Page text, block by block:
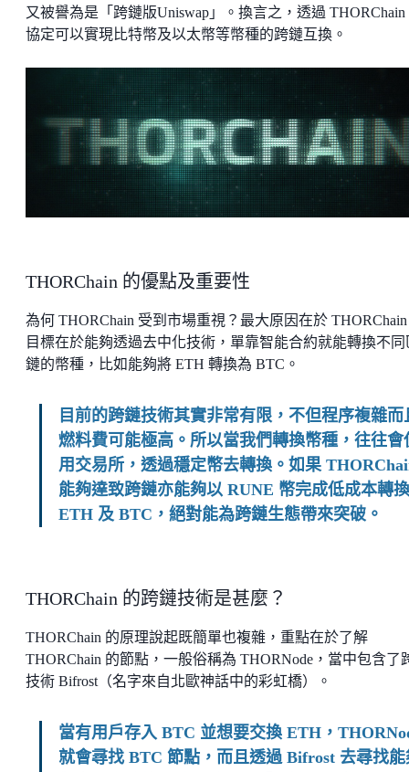
又被譽為是「跨鏈版Uniswap」。換言之，透過 THORChain
協定可以實現比特幣及以太幣等幣種的跨鏈互換。
THORChain 的優點及重要性
為何 THORChain 受到市場重視？最大原因在於
目標在於能夠透過去中化技術，單靠智能合約就能轉換不同
鏈的幣種，比如能夠將 ETH 轉換為 BTC。
目前的跨鏈技術其實非常有限，不但程序複雜而
燃料費可能極高。所以當我們轉換幣種，往往會
用交易所，透過穩定幣去轉換。如果
能夠達致跨鏈亦能夠以 RUNE 幣完成低成本轉換
ETH 及 BTC，絕對能為跨鏈生態帶來突破。
THORChain 的跨鏈技術是甚麼？
THORChain 的原理說起既簡單也複雜，重點在於了解
THORChain 的節點，一般俗稱為 THORNode，當中包含了
技術 Bifrost（名字來自北歐神話中的彩虹橋）。
當有用戶存入 BTC 並想要交換 ETH，
就會尋找 BTC 節點，而且透過 Bifrost 去尋找能